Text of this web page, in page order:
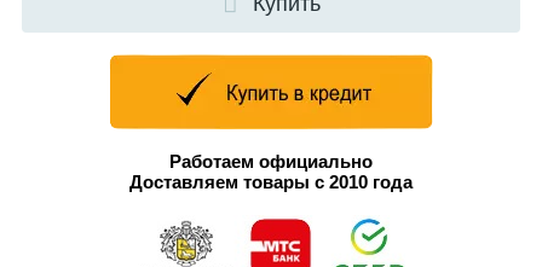
Работаем официально
Доставляем товары с 2010 года